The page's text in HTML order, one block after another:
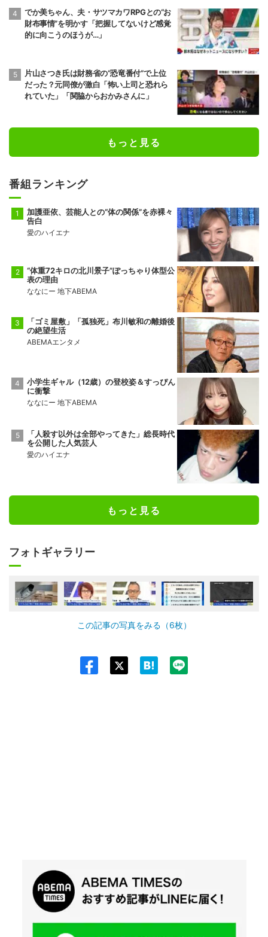
でか美ちゃん、夫・サツマカワRPGとの“お
財布事情”を明かす「把握してないけど感覚
的に向こうのほうが…」
片山さつき氏は財務省の“恐竜番付”で上位
だった？元同僚が激白「怖い上司と恐れら
れていた」「関脇からおかみさんに」
もっと見る
番組ランキング
加護亜依、芸能人との“体の関係”を赤裸々
告白
愛のハイエナ
“体重72キロの北川景子”ぽっちゃり体型公
表の理由
ななにー 地下ABEMA
「ゴミ屋敷」「孤独死」布川敏和の離婚後
の絶望生活
ABEMAエンタメ
小学生ギャル（12歳）の登校姿＆すっぴん
に衝撃
ななにー 地下ABEMA
「人殺す以外は全部やってきた」総長時代
を公開した人気芸人
愛のハイエナ
もっと見る
フォトギャラリー
この記事の写真をみる（6枚）